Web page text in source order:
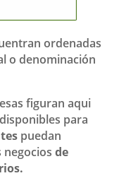
ordenadas
o denominación
figuran aqui
para
puedan
negociosde